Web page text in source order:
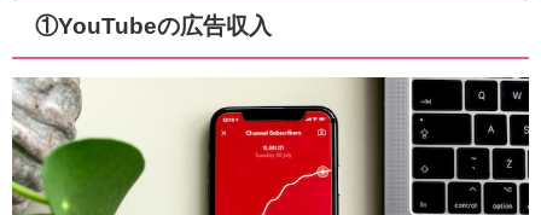
①YouTubeの広告収入